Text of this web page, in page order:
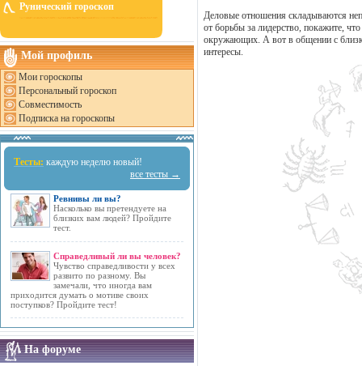
Рунический гороскоп
Мой профиль
Мои гороскопы
Персональный гороскоп
Совместимость
Подписка на гороскопы
Тесты: каждую неделю новый!
все тесты →
Ревнивы ли вы?
Насколько вы претендуете на
близких вам людей? Пройдите
тест.
Справедливый ли вы человек?
Чувство справедливости у всех
развито по разному. Вы
замечали, что иногда вам
приходится думать о мотиве своих
поступков? Пройдите тест!
На форуме
Деловые отношения складываются
от борьбы за лидерство, покажите,
окружающих. А вот в общении с
интересы.